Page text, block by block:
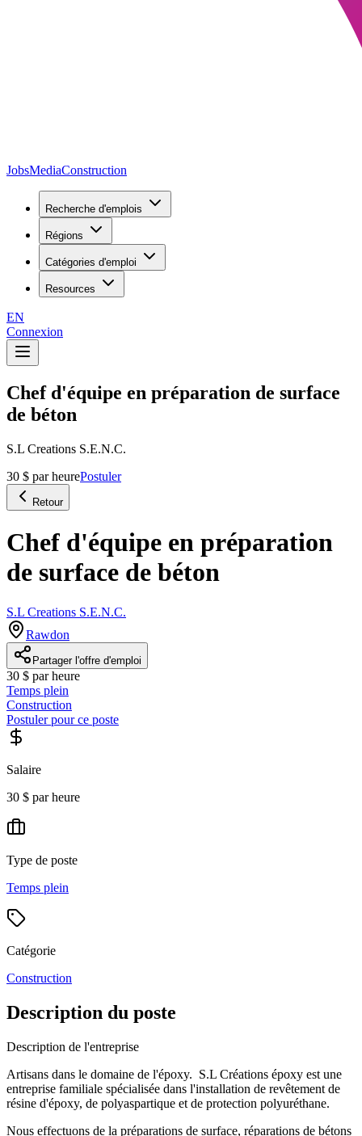
JobsMediaConstruction
Recherche d'emplois
Régions
Catégories d'emploi
Resources
EN
Connexion
Chef d'équipe en préparation de surface
de béton
S.L Creations S.E.N.C.
30 $ par heurePostuler
Retour
Chef d'équipe en préparation
de surface de béton
S.L Creations S.E.N.C.
Rawdon
Partager l'offre d'emploi
30 $ par heure
Temps plein
Construction
Postuler pour ce poste
Salaire
30 $ par heure
Type de poste
Temps plein
Catégorie
Construction
Description du poste
Description de l'entreprise
Artisans dans le domaine de l'époxy. S.L Créations époxy est une
entreprise familiale spécialisée dans l'installation de revêtement de
résine d'époxy, de polyaspartique et de protection polyuréthane.
Nous effectuons de la préparations de surface, réparations de bétons